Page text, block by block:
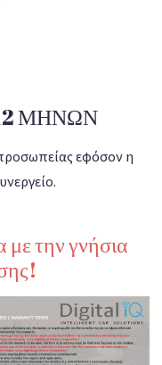
ΜΗΝΩΝ
εφόσον η
με την γνήσια